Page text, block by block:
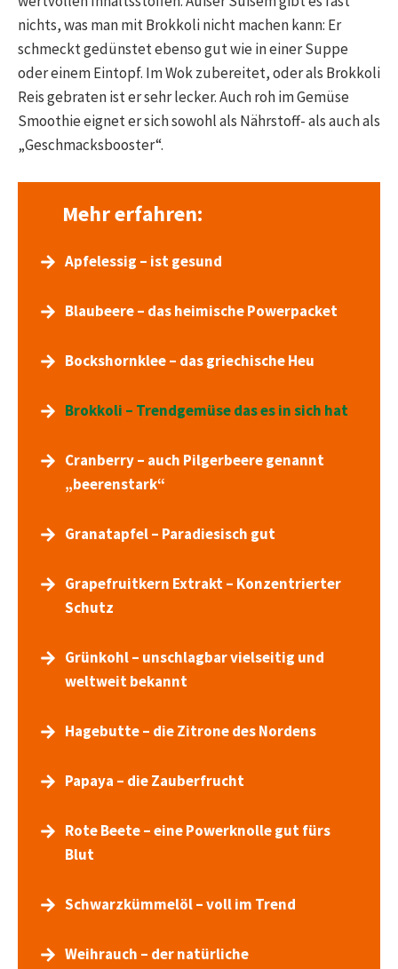
nichts, was man mit Brokkoli nicht machen kann: Er
schmeckt gedünstet ebenso gut wie in einer Suppe
oder einem Eintopf. Im Wok zubereitet, oder als Brokkoli
Reis gebraten ist er sehr lecker. Auch roh im Gemüse
Smoothie eignet er sich sowohl als Nährstoff- als auch als
„Geschmacksbooster“.
Mehr erfahren:
Apfelessig – ist gesund
Blaubeere – das heimische Powerpacket
Bockshornklee – das griechische Heu
Brokkoli – Trendgemüse das es in sich hat
Cranberry – auch Pilgerbeere genannt
„beerenstark“
Granatapfel – Paradiesisch gut
Grapefruitkern Extrakt – Konzentrierter
Schutz
Grünkohl – unschlagbar vielseitig und
weltweit bekannt
Hagebutte – die Zitrone des Nordens
Papaya – die Zauberfrucht
Rote Beete – eine Powerknolle gut fürs
Blut
Schwarzkümmelöl – voll im Trend
Weihrauch – der natürliche